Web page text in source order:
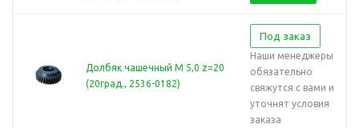
Долбяк чашечный М 5,0 z=20
(20град., 2536-0182)
Под заказ
Наши менеджеры
обязательно
свяжутся с вами и
уточнят условия
заказа